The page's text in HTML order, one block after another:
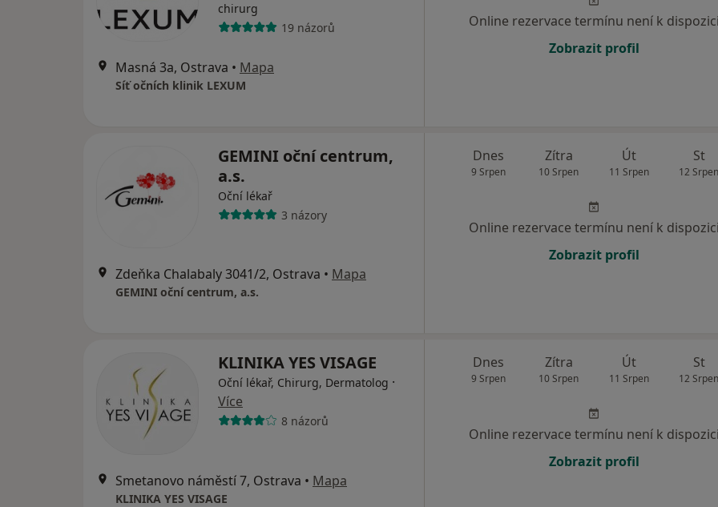
chirurg
19 názorů
Masná 3a, Ostrava • Mapa
Síť očních klinik LEXUM
Online rezervace termínu není k dispozici
Zobrazit profil
GEMINI oční centrum,
a.s.
Oční lékař
3 názory
Zdeňka Chalabaly 3041/2, Ostrava • Mapa
GEMINI oční centrum, a.s.
Dnes
9 Srpen
Zítra
10 Srpen
Út
11 Srpen
St
12 Srpen
Online rezervace termínu není k dispozici
Zobrazit profil
KLINIKA YES VISAGE
Oční lékař, Chirurg, Dermatolog ·
Více
8 názorů
Smetanovo náměstí 7, Ostrava • Mapa
KLINIKA YES VISAGE
Dnes
9 Srpen
Zítra
10 Srpen
Út
11 Srpen
St
12 Srpen
Online rezervace termínu není k dispozici
Zobrazit profil